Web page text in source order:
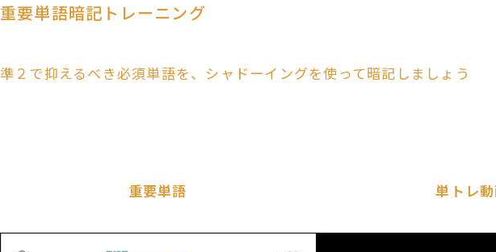
重要単語暗記トレーニング
準２で抑えるべき必須単語を、シャドーイングを使って暗記しましょう
重要単語 単トレ